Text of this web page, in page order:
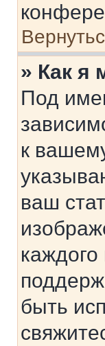
» Как я
Под
к
ваш
быть